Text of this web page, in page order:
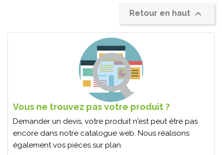
Retour en haut 
Vous ne trouvez pas votre produit ?
Demander un devis, votre produit n'est peut être pas
encore dans notre catalogue web. Nous réalisons
également vos pièces sur plan